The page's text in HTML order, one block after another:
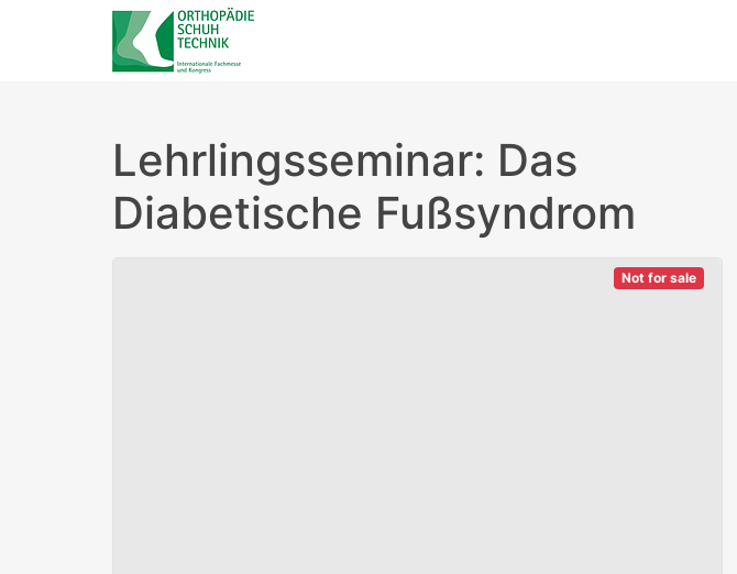
Lehrlingsseminar: Das
Diabetische Fußsyndrom
Not for sale